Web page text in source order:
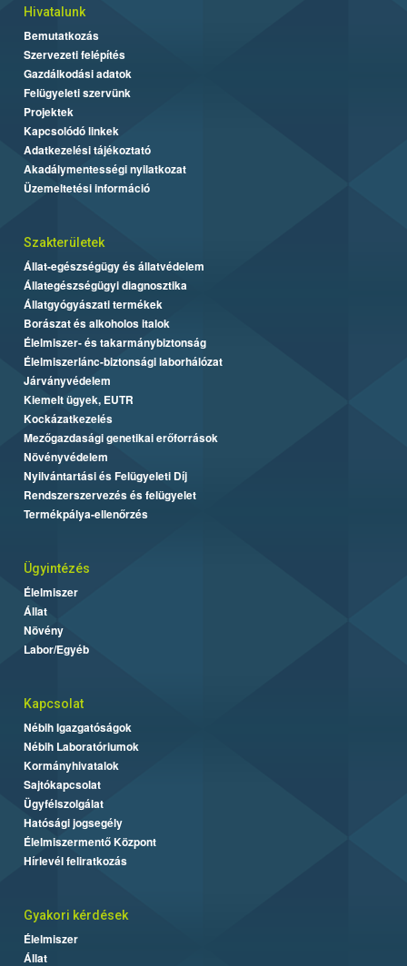
Hivatalunk
Bemutatkozás
Szervezeti felépítés
Gazdálkodási adatok
Felügyeleti szervünk
Projektek
Kapcsolódó linkek
Adatkezelési tájékoztató
Akadálymentességi nyilatkozat
Üzemeltetési információ
Szakterületek
Állat-egészségügy és állatvédelem
Állategészségügyi diagnosztika
Állatgyógyászati termékek
Borászat és alkoholos italok
Élelmiszer- és takarmánybiztonság
Élelmiszerlánc-biztonsági laborhálózat
Járványvédelem
Kiemelt ügyek, EUTR
Kockázatkezelés
Mezőgazdasági genetikai erőforrások
Növényvédelem
Nyilvántartási és Felügyeleti Díj
Rendszerszervezés és felügyelet
Termékpálya-ellenőrzés
Ügyintézés
Élelmiszer
Állat
Növény
Labor/Egyéb
Kapcsolat
Nébih Igazgatóságok
Nébih Laboratóriumok
Kormányhivatalok
Sajtókapcsolat
Ügyfélszolgálat
Hatósági jogsegély
Élelmiszermentő Központ
Hírlevél feliratkozás
Gyakori kérdések
Élelmiszer
Állat